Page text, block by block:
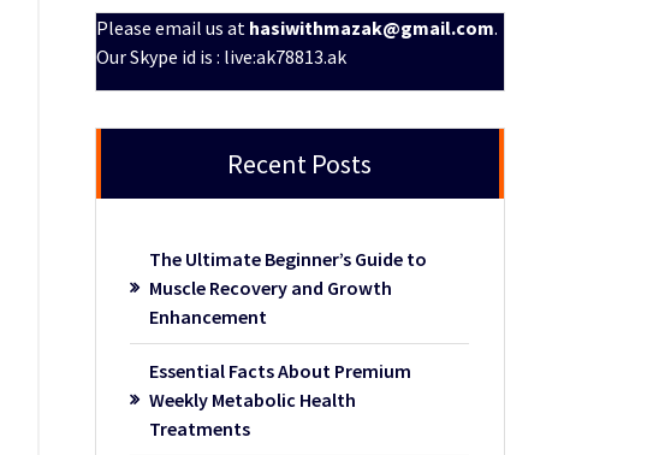
Please email us at hasiwithmazak@gmail.com.
Our Skype id is : live:ak78813.ak
Recent Posts
The Ultimate Beginner’s Guide to
Muscle Recovery and Growth
Enhancement
Essential Facts About Premium
Weekly Metabolic Health
Treatments